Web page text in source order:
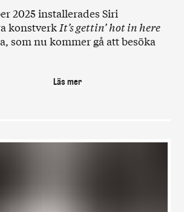
2025 installerades Siri
konstverkIt’s gettin’ hot in here
som nu kommer gå att besöka
Läs mer